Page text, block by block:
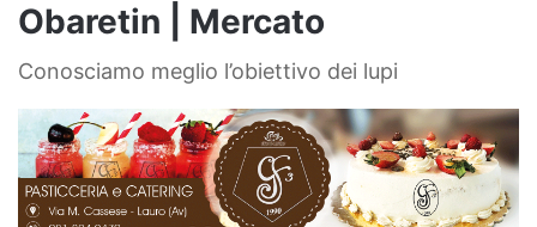
Obaretin | Mercato
Conosciamo meglio l’obiettivo dei lupi